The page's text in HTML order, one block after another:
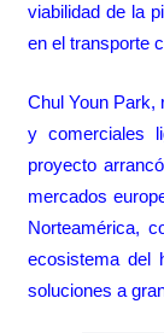
viabilidad de la
en el transporte
Chul Youn Park,
y comerciales
proyecto
mercados
Norteamérica,
ecosistema del
soluciones a